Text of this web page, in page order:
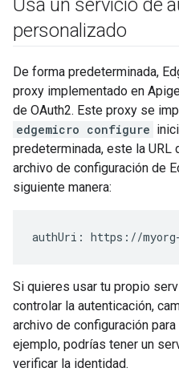
Usa un servicio de
personalizado
De forma predeterminada,
proxy implementado en
de OAuth2. Este proxy se
edgemicro configure
predeterminada, este la
archivo de configuración de
siguiente manera:
authUri: https://myorg-
Si quieres usar tu propio
controlar la autenticación,
archivo de configuración
ejemplo, podrías tener un
verificar la identidad.